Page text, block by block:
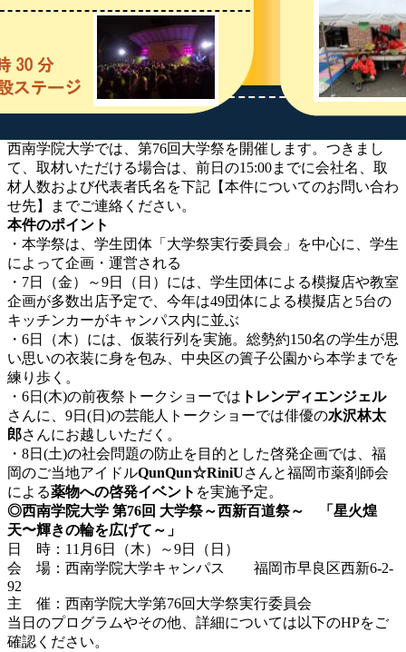
西南学院大学では、第76回大学祭を開催します。つきまし
て、取材いただける場合は、前日の15:00までに会社名、取
材人数および代表者氏名を下記【本件についてのお問い合わ
せ先】までご連絡ください。
本件のポイント
・本学祭は、学生団体「大学祭実行委員会」を中心に、学生
によって企画・運営される
・7日（金）～9日（日）には、学生団体による模擬店や教室
企画が多数出店予定で、今年は49団体による模擬店と5台の
キッチンカーがキャンパス内に並ぶ
・6日（木）には、仮装行列を実施。総勢約150名の学生が思
い思いの衣装に身を包み、中央区の簀子公園から本学までを
練り歩く。
・6日(木)の前夜祭トークショーでは トレンディエンジェル
さんに、9日(日)の芸能人トークショーでは俳優の水沢林太
郎さんにお越しいただく。
・8日(土)の社会問題の防止を目的とした啓発企画では、福
岡のご当地アイドルQunQun☆RiniUさんと福岡市薬剤師会
による薬物への啓発イベント を実施予定。
◎西南学院大学 第76回 大学祭～西新百道祭～ 「星火煌
天〜輝きの輪を広げて～」
日 時：11月6日（木）～9日（日）
会 場：西南学院大学キャンパス 福岡市早良区西新6-2-
92
主 催：西南学院大学第76回大学祭実行委員会
当日のプログラムやその他、詳細については以下のHPをご
確認ください。